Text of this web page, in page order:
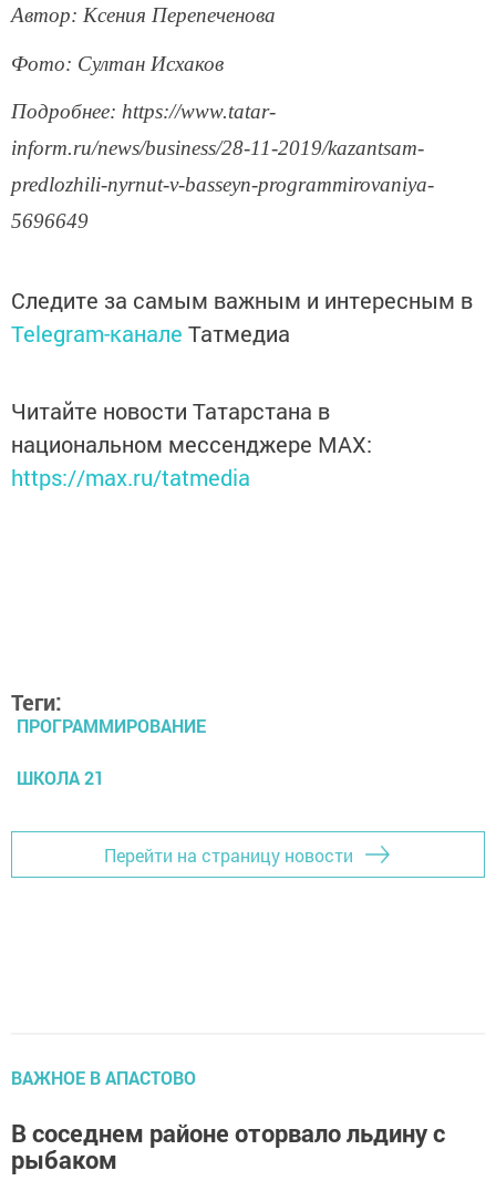
Автор: Kсения Перепеченова
Фото: Султан Исхаков
Подробнее: https://www.tatar-
inform.ru/news/business/28-11-2019/kazantsam-
predlozhili-nyrnut-v-basseyn-programmirovaniya-
5696649
Следите за самым важным и интересным в
Telegram-канале Татмедиа
Читайте новости Татарстана в
национальном мессенджере MАХ:
https://max.ru/tatmedia
Теги:
ПРОГРАММИРОВАНИЕ
ШКОЛА 21
Перейти на страницу новости
ВАЖНОЕ В АПАСТОВО
В соседнем районе оторвало льдину с
рыбаком